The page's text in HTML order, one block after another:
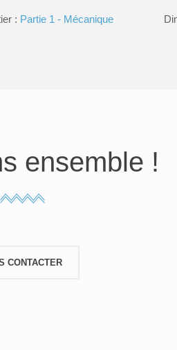
: Partie 1 - Mécanique
ensemble !
CONTACTER